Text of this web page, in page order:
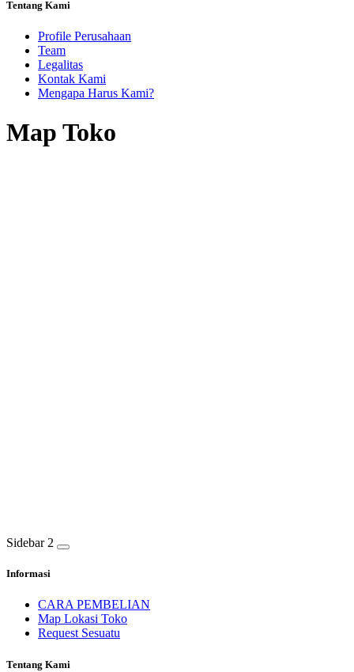
Tentang Kami
Profile Perusahaan
Team
Legalitas
Kontak Kami
Mengapa Harus Kami?
Map Toko
Sidebar 2
Informasi
CARA PEMBELIAN
Map Lokasi Toko
Request Sesuatu
Tentang Kami